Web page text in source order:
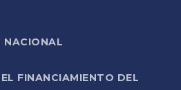
NACIONAL
FINANCIAMIENTO DEL